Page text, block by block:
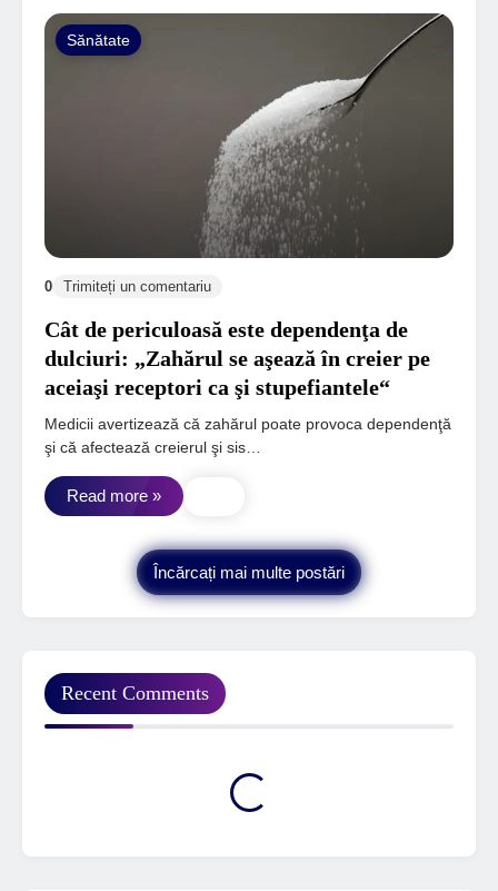
Sănătate
0 Trimiteți un comentariu
Cât de periculoasă este dependenţa de
dulciuri: „Zahărul se aşează în creier pe
aceiaşi receptori ca şi stupefiantele“
Medicii avertizează că zahărul poate provoca dependenţă
şi că afectează creierul şi sis…
Read more »
Încărcați mai multe postări
Recent Comments